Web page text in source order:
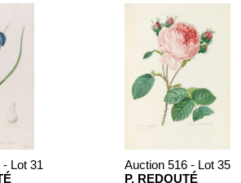
Lot 31
Auction 516 - Lot 35
P. REDOUTÉ